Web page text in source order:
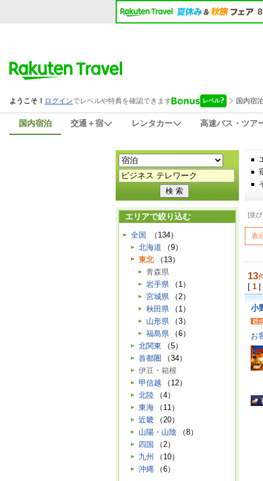
国内宿泊 交通＋宿 レンタカー 高速バス・ツア
エリアで絞り込む
全国
（134）
北海道
（9）
東北（13）
青森県
岩手県
（1）
宮城県
（2）
秋田県
（1）
山形県
（3）
福島県
（6）
北関東
（5）
首都圏
（34）
伊豆・箱根
甲信越
（12）
北陸
（4）
東海
（11）
近畿
（20）
山陽・山陰
（8）
四国
（2）
九州
（10）
沖縄
（6）
[並
表
13
[ 1
小
お